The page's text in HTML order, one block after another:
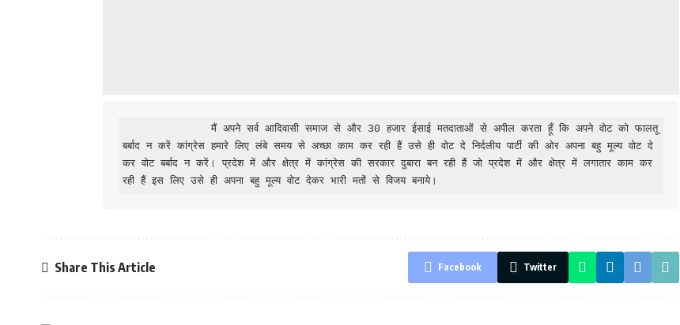
              मैं अपने सर्व आदिवासी समाज से और 30 हजार ईसाई मतदाताओं से अपील करता हूँ कि अपने वोट को फालतू
बर्बाद न करें कांग्रेस हमारे लिए लंबे समय से अच्छा काम कर रही हैं उसे ही वोट दे निर्दलीय पार्टी की ओर अपना बहु मूल्य वोट दे
कर वोट बर्बाद न करें। प्रदेश में और क्षेत्र में कांग्रेस की सरकार दुबारा बन रही हैं जो प्रदेश में और क्षेत्र में लगातार काम कर
रही हैं इस लिए उसे ही अपना बहु मूल्य वोट देकर भारी मतों से विजय बनाये।
Share This Article Facebook Twitter